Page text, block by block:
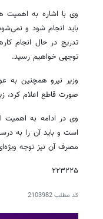
وی با اشاره به اهمیت
باید انجام شود و
تدریج در حال انجام
توجهی خواهیم رسید.
وزیر نیرو همچنین به
صورت قاطع اعلام کرد،
وی در ادامه به اهمیت
است و باید آن را به
مصرف آن نیز توجه
۲۲۳۲۲۵
کد مطلب2103982